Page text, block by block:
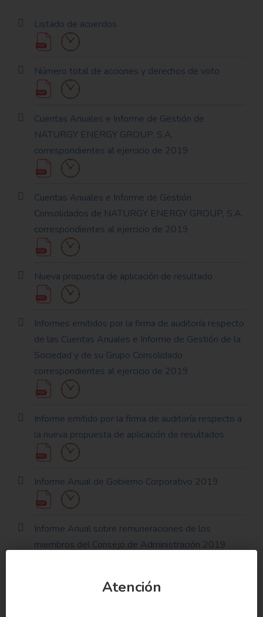
Atención
Listado de acuerdos
Número total de acciones y derechos de voto
Cuentas Anuales e Informe de Gestión de
NATURGY ENERGY GROUP, S.A.
correspondientes al ejercicio de 2019
Cuentas Anuales e Informe de Gestión
Consolidados de NATURGY ENERGY GROUP, S.A.
correspondientes al ejercicio de 2019
Nueva propuesta de aplicación de resultado
Informes emitidos por la firma de auditoría respecto
de las Cuentas Anuales e Informe de Gestión de la
Sociedad y de su Grupo Consolidado
correspondientes al ejercicio de 2019
Informe emitido por la firma de auditoría respecto a
la nueva propuesta de aplicación de resultados
Informe Anual de Gobierno Corporativo 2019
Informe Anual sobre remuneraciones de los
miembros del Consejo de Administración 2019
Informe sobre propuesta de acuerdo reducción de